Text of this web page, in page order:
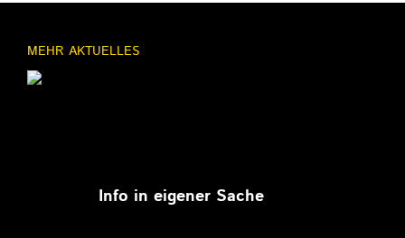
MEHR AKTUELLES
Info in eigener Sache